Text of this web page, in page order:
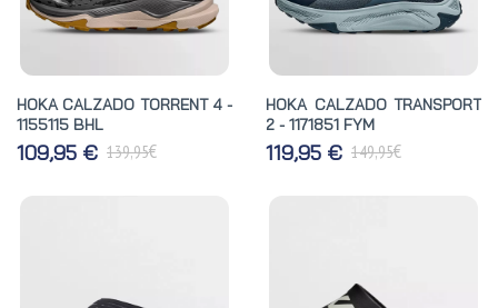
HOKA CALZADO TORRENT 4 -
1155115 BHL
109,95 € 139,95€
HOKA CALZADO TRANSPORT
2 - 1171851 FYM
119,95 € 149,95€